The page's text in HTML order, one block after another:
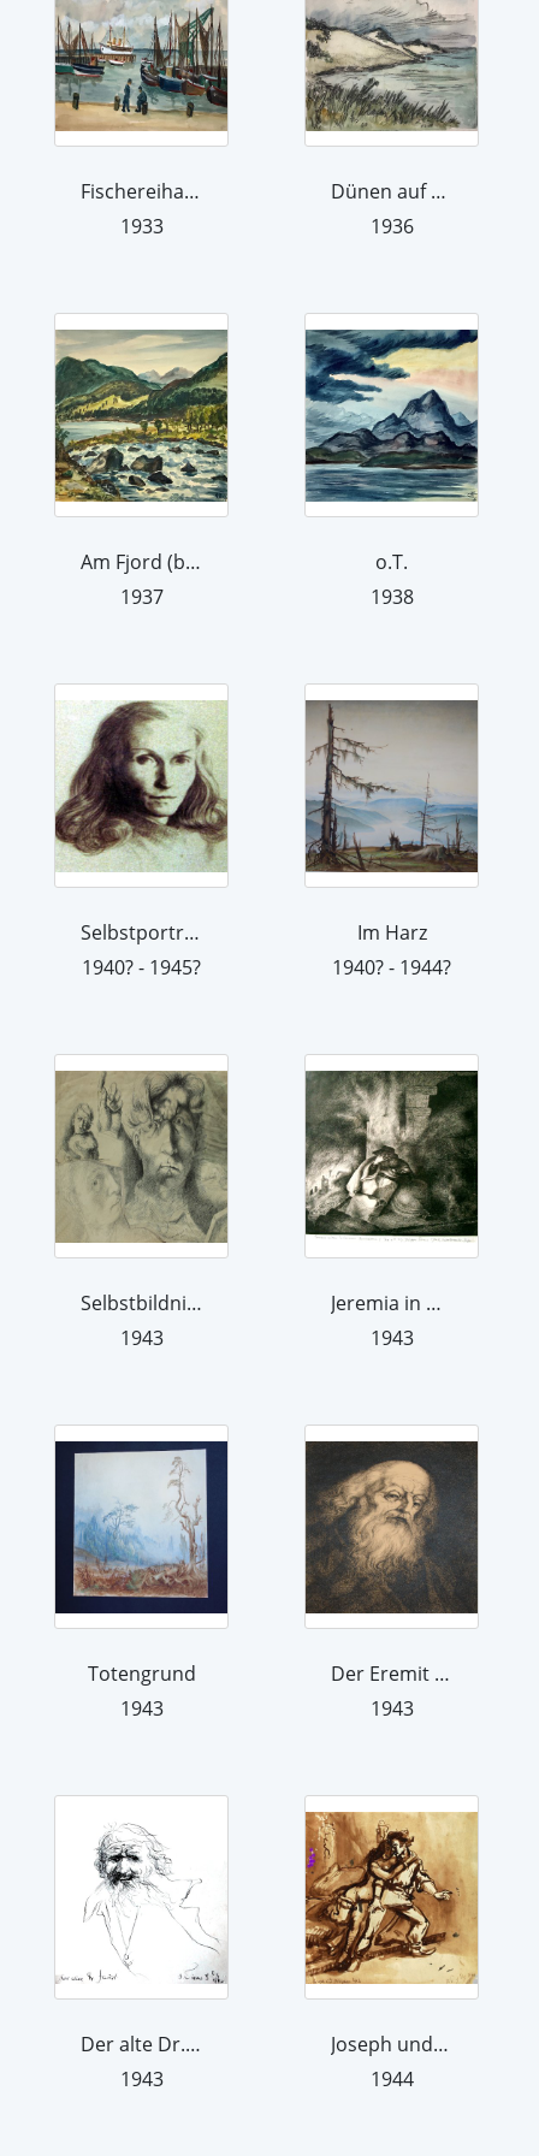
Fischereihafen
1933
Dünen auf Amrum
1936
Am Fjord (beim Swartinengletscher)
1937
o.T.
1938
Selbstportrait
1940? - 1945?
Im Harz
1940? - 1944?
Selbstbildnis mit Hand
1943
Jeremia in den Trümmern Jerusalems
1943
Totengrund
1943
Der Eremit Abraham
1943
Der alte Dr. Faust
1943
Joseph und Potiphars Weib
1944